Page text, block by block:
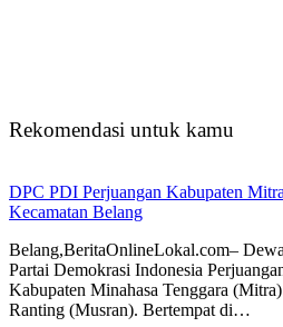
Rekomendasi untuk kamu
DPC PDI Perjuangan Kabupaten
Kecamatan Belang
Belang,BeritaOnlineLokal.com–
Partai Demokrasi Indonesia
Kabupaten Minahasa Tenggara
Ranting (Musran). Bertempat di…